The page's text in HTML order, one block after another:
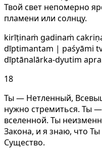
Твой свет непомерно
пламени или солнцу.
kirīṭinaṁ gadinaṁ
dīptimantam | paśyāmi
dīptānalārka-dyutim
18
Ты — Нетленный,
нужно стремиться. Ты
вселенной. Ты
Закона, и я знаю, что
Существо.